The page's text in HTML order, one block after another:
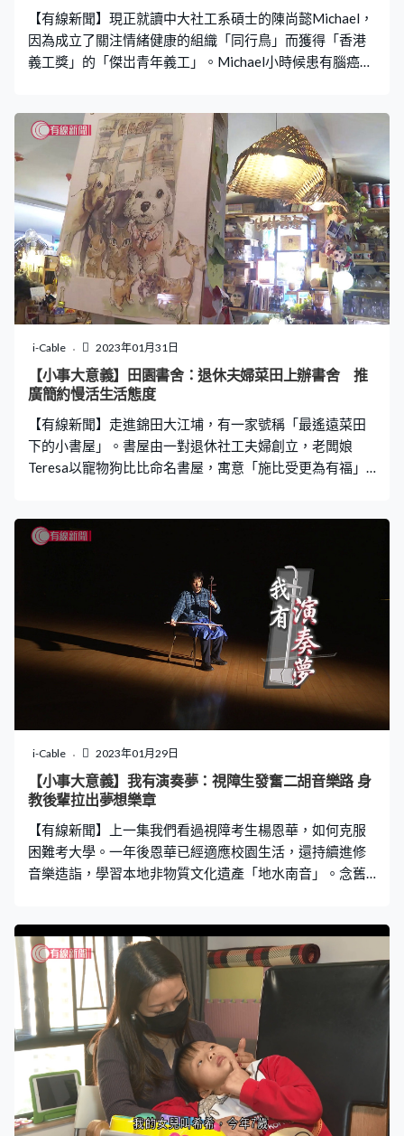
【有線新聞】現正就讀中大社工系碩士的陳尚懿Michael，
因為成立了關注情緒健康的組織「同行鳥」而獲得「香港
義工獎」的「傑岀青年義工」。Michael小時候患有腦癌，
小受到同學欺凌。 到中學後期立志修讀能服務社會的學
科，3度考DSE才成功入讀副學士，跨越重重難關，經歷5
年堅持之後，Michael終於圓了大學夢，主修政治與行政。
入中大第二年，即2020年Michael更創辦「同行鳥」，希
望可以關注中大的學生的情緒問題，亦都關注全港情緒病
患者的情緒管理。
i-Cable 2023年01月31日
【小事大意義】田園書舍：退休夫婦菜田上辦書舍 推
廣簡約慢活生活態度
【有線新聞】走進錦田大江埔，有一家號稱「最遙遠菜田
下的小書屋」。書屋由一對退休社工夫婦創立，老闆娘
Teresa以寵物狗比比命名書屋，寓意「施比受更為有福」
說：「健康快樂是不能用錢衡量，如果自己能夠給予多
i-Cable 2023年01月29日
【小事大意義】我有演奏夢：視障生發奮二胡音樂路 身
教後輩拉出夢想樂章
【有線新聞】上一集我們看過視障考生楊恩華，如何克服
困難考大學。一年後恩華已經適應校園生活，還持續進修
音樂造詣，學習本地非物質文化遺產「地水南音」。念舊
演奏的職業可能性。 重溫上集《漆黑中弦情》：
https://www.facebook.com/cablewish/videos/375171474
126812/?__tn__=%2CO